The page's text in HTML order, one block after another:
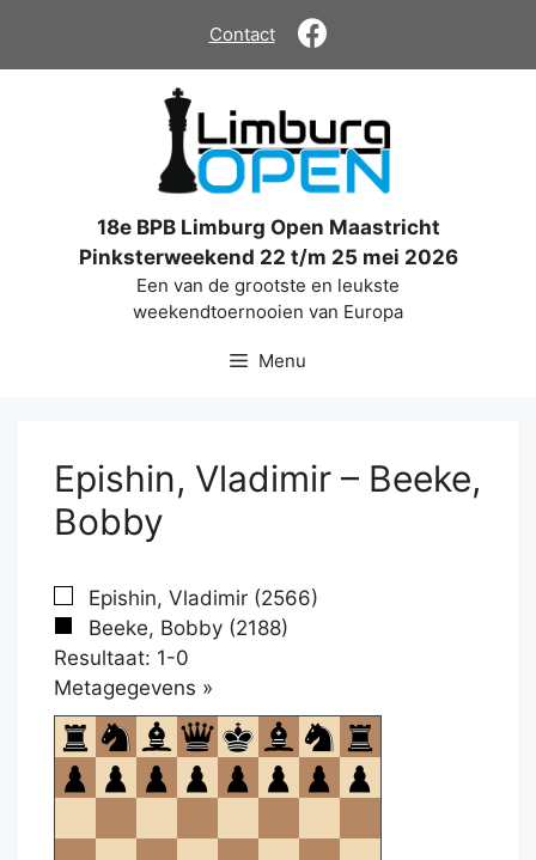
de
Contact
18e BPB Limburg Open Maastricht
Pinksterweekend 22 t/m 25 mei 2026
Een van de grootste en leukste
weekendtoernooien van Europa
Menu
Epishin, Vladimir – Beeke,
Bobby
Epishin, Vladimir (2566)
Beeke, Bobby (2188)
Resultaat: 1-0
Metagegevens »
om
te
openen.